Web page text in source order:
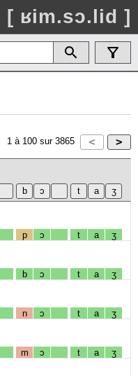
[ ʁim.sɔ.lid ]
1 à 100 sur 3865
p ɔ t a ʒ
b ɔ t a ʒ
n ɔ t a ʒ
m ɔ t a ʒ